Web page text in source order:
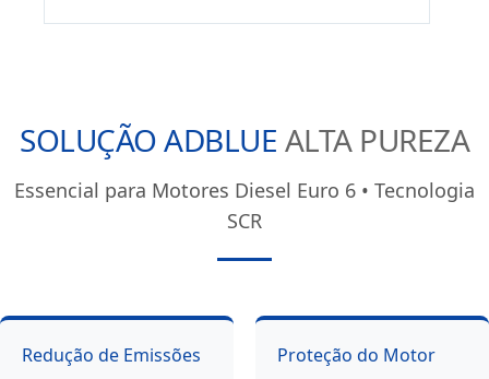
SOLUÇÃO ADBLUE ALTA PUREZA
Essencial para Motores Diesel Euro 6 • Tecnologia
SCR
Redução de Emissões Proteção do Motor